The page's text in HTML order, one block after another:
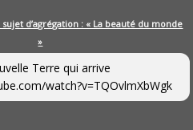
d’agrégation : « La beauté du monde
»
Terre qui arrive
watch?v=TQOvlmXbWgk